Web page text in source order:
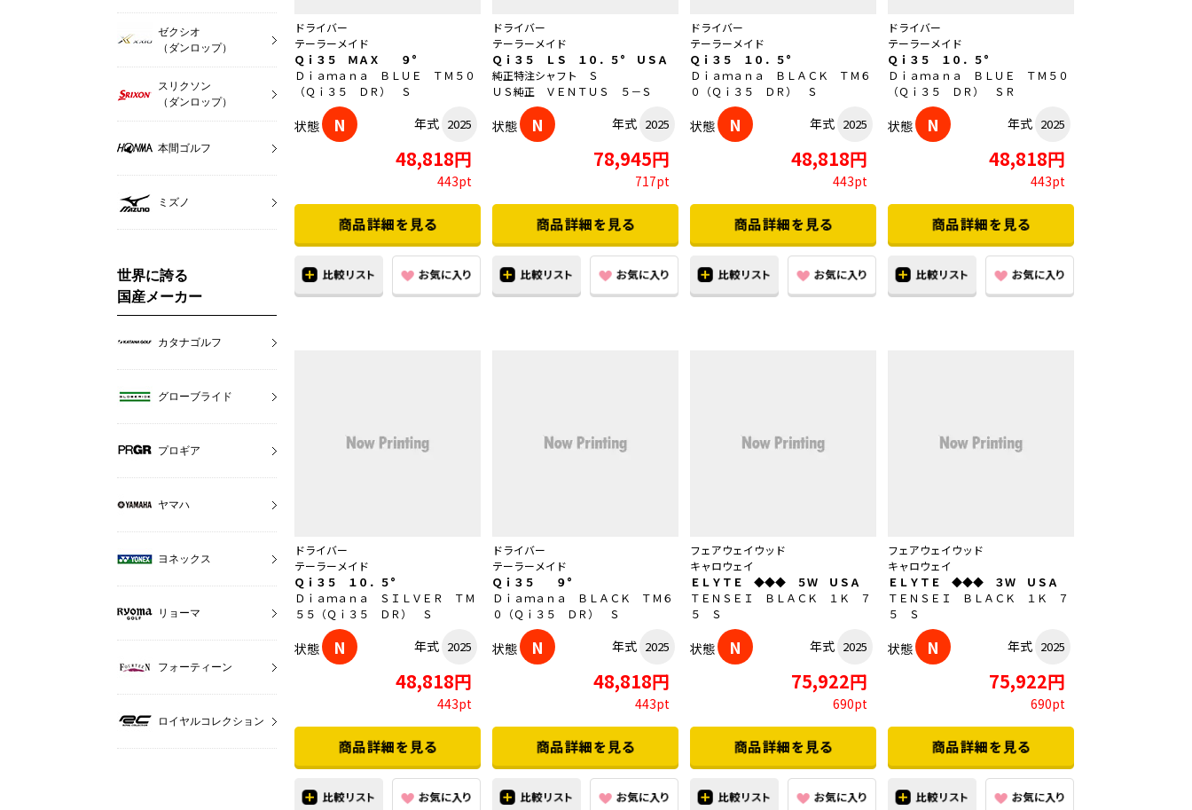
ドライバー
テーラーメイド
Ｑｉ３５ ＭＡＸ ９°
Ｄｉａｍａｎａ ＢＬＵＥ ＴＭ５０
（Ｑｉ３５ ＤＲ） Ｓ
状態 N 年式 2025
48,818円
443pt
ドライバー
テーラーメイド
Ｑｉ３５ ＬＳ １０．５° ＵＳＡ
純正特注シャフト Ｓ
ＵＳ純正 ＶＥＮＴＵＳ ５－Ｓ
状態 N 年式 2025
78,945円
717pt
ドライバー
テーラーメイド
Ｑｉ３５ １０．５°
Ｄｉａｍａｎａ ＢＬＡＣＫ ＴＭ６
０（Ｑｉ３５ ＤＲ） Ｓ
状態 N 年式 2025
48,818円
443pt
ドライバー
テーラーメイド
Ｑｉ３５ １０．５°
Ｄｉａｍａｎａ ＢＬＵＥ ＴＭ５０
（Ｑｉ３５ ＤＲ） ＳＲ
状態 N 年式 2025
48,818円
443pt
ドライバー
テーラーメイド
Ｑｉ３５ １０．５°
Ｄｉａｍａｎａ ＳＩＬＶＥＲ ＴＭ
５５（Ｑｉ３５ ＤＲ） Ｓ
状態 N 年式 2025
48,818円
443pt
ドライバー
テーラーメイド
Ｑｉ３５ ９°
Ｄｉａｍａｎａ ＢＬＡＣＫ ＴＭ６
０（Ｑｉ３５ ＤＲ） Ｓ
状態 N 年式 2025
48,818円
443pt
フェアウェイウッド
キャロウェイ
ＥＬＹＴＥ ◆◆◆ ５Ｗ ＵＳＡ
ＴＥＮＳＥＩ ＢＬＡＣＫ １Ｋ ７
５ Ｓ
状態 N 年式 2025
75,922円
690pt
フェアウェイウッド
キャロウェイ
ＥＬＹＴＥ ◆◆◆ ３Ｗ ＵＳＡ
ＴＥＮＳＥＩ ＢＬＡＣＫ １Ｋ ７
５ Ｓ
状態 N 年式 2025
75,922円
690pt
ゼクシオ
（ダンロップ）
スリクソン
（ダンロップ）
本間ゴルフ
ミズノ
世界に誇る
国産メーカー
カタナゴルフ
グローブライド
プロギア
ヤマハ
ヨネックス
リョーマ
フォーティーン
ロイヤルコレクション